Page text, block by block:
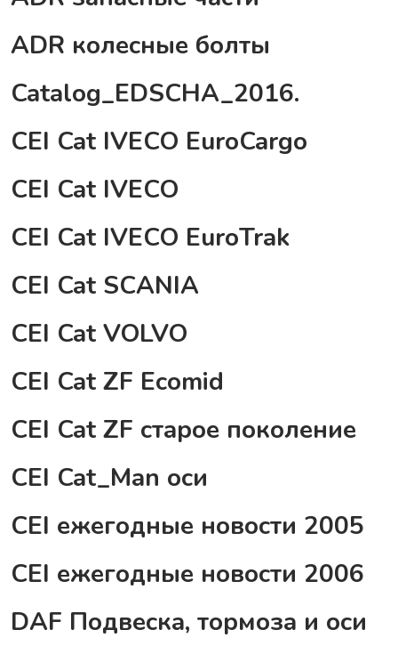
ADR колесные болты
Catalog_EDSCHA_2016.
CEI Cat IVECO EuroCargo
CEI Cat IVECO
CEI Cat IVECO EuroTrak
CEI Cat SCANIA
CEI Cat VOLVO
CEI Cat ZF Ecomid
CEI Cat ZF старое поколение
CEI Cat_Man оси
CEI ежегодные новости 2005
CEI ежегодные новости 2006
DAF Подвеска, тормоза и оси